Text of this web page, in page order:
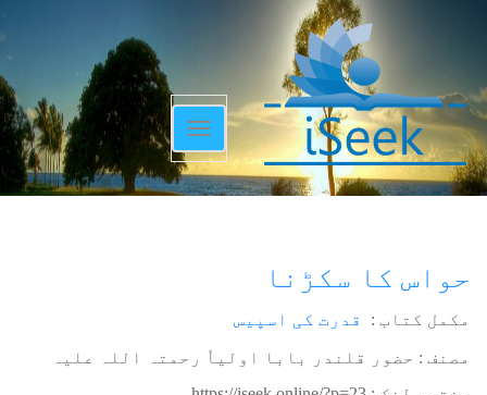
Toggle
navigation
حواس کا سکڑنا
مکمل کتاب : قدرت کی اسپیس
مصنف : حضور قلندر بابا اولیاٗ رحمتہ اللہ علیہ